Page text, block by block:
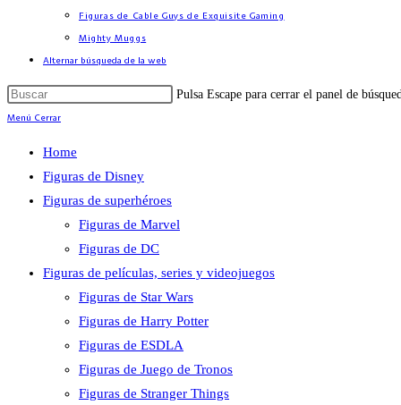
Figuras de Cable Guys de Exquisite Gaming
Mighty Muggs
Alternar búsqueda de la web
Pulsa Escape para cerrar el panel de
Menú Cerrar
Home
Figuras de Disney
Figuras de superhéroes
Figuras de Marvel
Figuras de DC
Figuras de películas, series y videojuegos
Figuras de Star Wars
Figuras de Harry Potter
Figuras de ESDLA
Figuras de Juego de Tronos
Figuras de Stranger Things